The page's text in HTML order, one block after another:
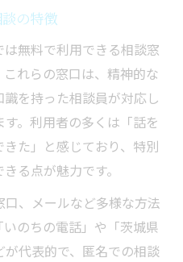
の特徴
無料で利用できる相談窓
れらの窓口は、精神的な
を持った相談員が対応し
。利用者の多くは「話を
た」と感じており、特別
る点が魅力です。
、メールなど多様な方法
のちの電話」や「茨城県
代表的で、匿名での相談